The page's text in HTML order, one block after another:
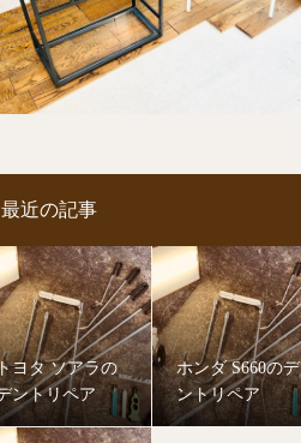
最近の記事
ヨタ ソアラの
ントリペア
ホンダ S660のデ
ントリペア